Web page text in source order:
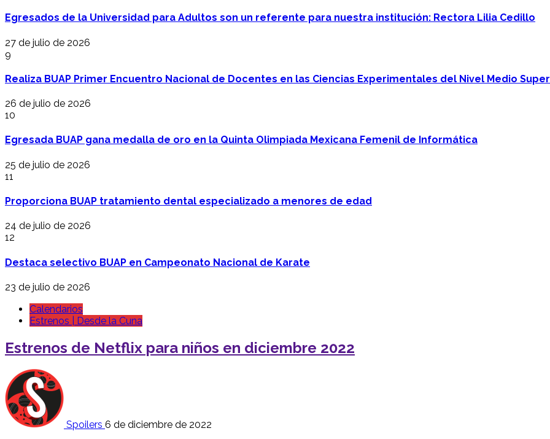
Egresados de la Universidad para Adultos son un referente para nuestra institución: Rectora Lilia Cedillo
27 de julio de 2026
9
Realiza BUAP Primer Encuentro Nacional de Docentes en las Ciencias Experimentales del Nivel Medio
26 de julio de 2026
10
Egresada BUAP gana medalla de oro en la Quinta Olimpiada Mexicana Femenil de Informática
25 de julio de 2026
11
Proporciona BUAP tratamiento dental especializado a menores de edad
24 de julio de 2026
12
Destaca selectivo BUAP en Campeonato Nacional de Karate
23 de julio de 2026
Calendarios
Estrenos | Desde la Cuna
Estrenos de Netflix para niños en diciembre 2022
Spoilers 6 de diciembre de 2022